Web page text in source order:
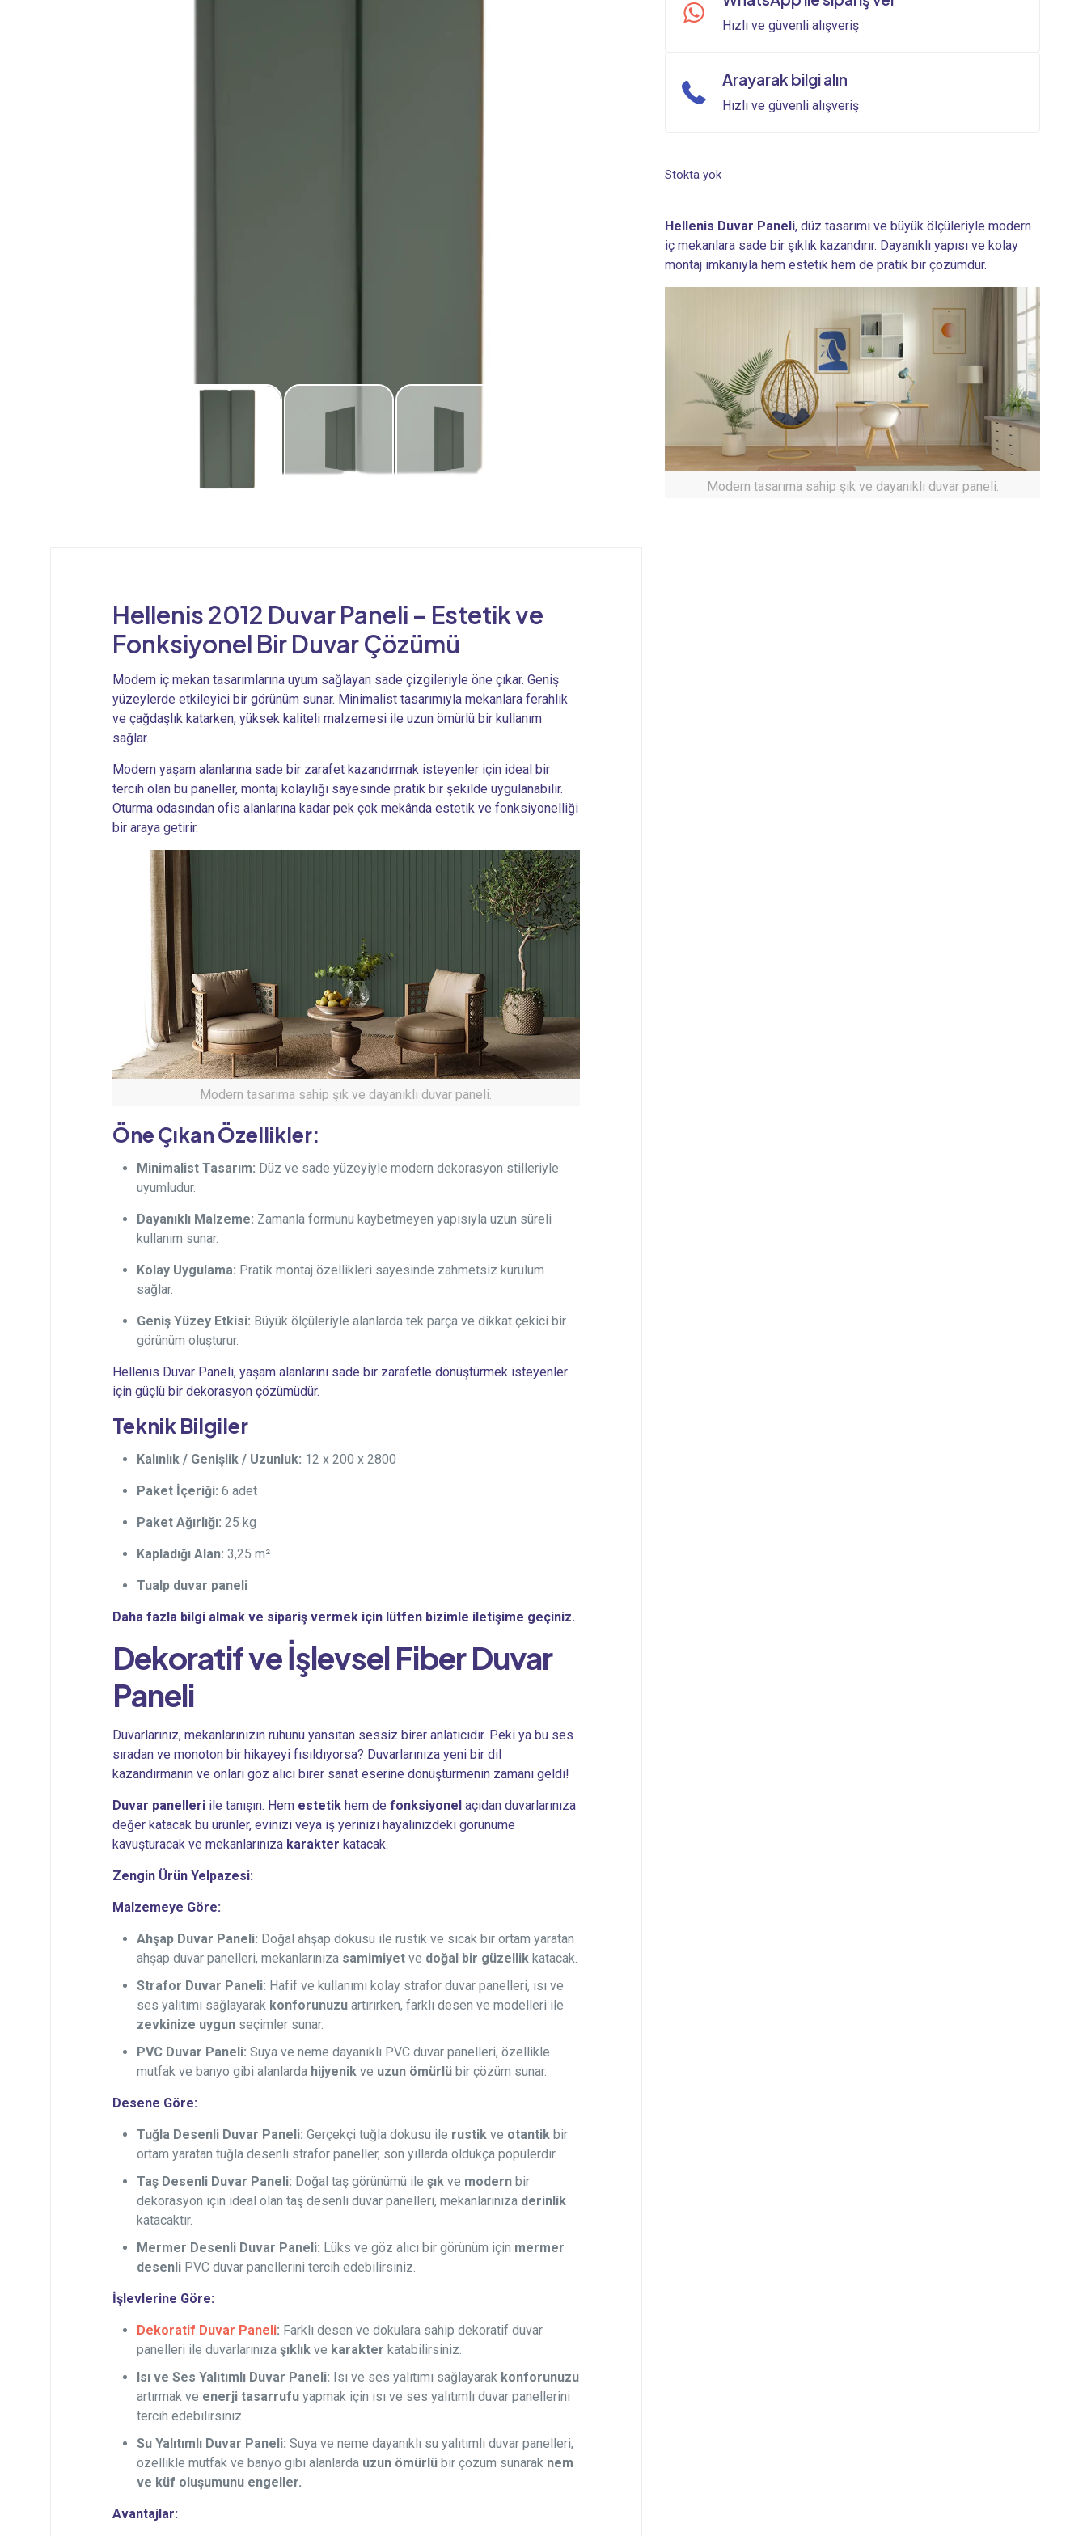
500,00₺.
Hızlı ve güvenli alışveriş
Arayarak bilgi alın
Hızlı ve güvenli alışveriş
Stokta yok
Hellenis Duvar Paneli, düz tasarımı ve büyük ölçüleriyle modern
iç mekanlara sade bir şıklık kazandırır. Dayanıklı yapısı ve kolay
montaj imkanıyla hem estetik hem de pratik bir çözümdür.
Modern tasarıma sahip şık ve dayanıklı duvar paneli.
Hellenis 2012 Duvar Paneli – Estetik ve
Fonksiyonel Bir Duvar Çözümü
Modern iç mekan tasarımlarına uyum sağlayan sade çizgileriyle öne çıkar. Geniş
yüzeylerde etkileyici bir görünüm sunar. Minimalist tasarımıyla mekanlara ferahlık
ve çağdaşlık katarken, yüksek kaliteli malzemesi ile uzun ömürlü bir kullanım
sağlar.
Modern yaşam alanlarına sade bir zarafet kazandırmak isteyenler için ideal bir
tercih olan bu paneller, montaj kolaylığı sayesinde pratik bir şekilde uygulanabilir.
Oturma odasından ofis alanlarına kadar pek çok mekânda estetik ve fonksiyonelliği
bir araya getirir.
Modern tasarıma sahip şık ve dayanıklı duvar paneli.
Öne Çıkan Özellikler:
Minimalist Tasarım: Düz ve sade yüzeyiyle modern dekorasyon stilleriyle
uyumludur.
Dayanıklı Malzeme: Zamanla formunu kaybetmeyen yapısıyla uzun süreli
kullanım sunar.
Kolay Uygulama: Pratik montaj özellikleri sayesinde zahmetsiz kurulum
sağlar.
Geniş Yüzey Etkisi: Büyük ölçüleriyle alanlarda tek parça ve dikkat çekici bir
görünüm oluşturur.
Hellenis Duvar Paneli, yaşam alanlarını sade bir zarafetle dönüştürmek isteyenler
için güçlü bir dekorasyon çözümüdür.
Teknik Bilgiler
Kalınlık / Genişlik / Uzunluk: 12 x 200 x 2800
Paket İçeriği: 6 adet
Paket Ağırlığı: 25 kg
Kapladığı Alan: 3,25 m²
Tualp duvar paneli
Daha fazla bilgi almak ve sipariş vermek için lütfen bizimle iletişime geçiniz.
Dekoratif ve İşlevselFiber Duvar
Paneli
Duvarlarınız, mekanlarınızın ruhunu yansıtan sessiz birer anlatıcıdır. Peki ya bu ses
sıradan ve monoton bir hikayeyi fısıldıyorsa? Duvarlarınıza yeni bir dil
kazandırmanın ve onları göz alıcı birer sanat eserine dönüştürmenin zamanı geldi!
Duvar panelleri ile tanışın. Hem estetik hem defonksiyonel açıdan duvarlarınıza
değer katacak bu ürünler, evinizi veya iş yerinizi hayalinizdeki görünüme
kavuşturacak ve mekanlarınıza karakter katacak.
Zengin Ürün Yelpazesi:
Malzemeye Göre:
Ahşap Duvar Paneli: Doğal ahşap dokusu ile rustik ve sıcak bir ortam yaratan
ahşap duvar panelleri, mekanlarınıza samimiyet ve doğal bir güzellik katacak.
Strafor Duvar Paneli: Hafif ve kullanımı kolay strafor duvar panelleri, ısı ve
ses yalıtımı sağlayarak konforunuzu artırırken, farklı desen ve modelleri ile
zevkinize uygun seçimler sunar.
PVC Duvar Paneli: Suya ve neme dayanıklı PVC duvar panelleri, özellikle
mutfak ve banyo gibi alanlarda hijyenik ve uzun ömürlü bir çözüm sunar.
Desene Göre:
Tuğla Desenli Duvar Paneli: Gerçekçi tuğla dokusu ile rustik ve otantik bir
ortam yaratan tuğla desenli strafor paneller, son yıllarda oldukça popülerdir.
Taş Desenli Duvar Paneli: Doğal taş görünümü ileşık ve modern bir
dekorasyon için ideal olan taş desenli duvar panelleri, mekanlarınıza derinlik
katacaktır.
Mermer Desenli Duvar Paneli: Lüks ve göz alıcı bir görünüm için mermer
desenli PVC duvar panellerini tercih edebilirsiniz.
İşlevlerine Göre:
Dekoratif Duvar Paneli: Farklı desen ve dokulara sahip dekoratif duvar
panelleri ile duvarlarınızaşıklık ve karakter katabilirsiniz.
Isı ve Ses Yalıtımlı Duvar Paneli: Isı ve ses yalıtımı sağlayarak konforunuzu
artırmak ve enerji tasarrufu yapmak için ısı ve ses yalıtımlı duvar panellerini
tercih edebilirsiniz.
Su Yalıtımlı Duvar Paneli: Suya ve neme dayanıklı su yalıtımlı duvar panelleri,
özellikle mutfak ve banyo gibi alanlarda uzun ömürlü bir çözüm sunarak nem
ve küf oluşumunu engeller.
Avantajlar: